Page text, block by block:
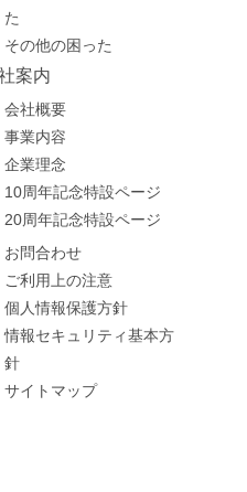
た
その他の困った
案内
会社概要
事業内容
企業理念
10周年記念特設ページ
20周年記念特設ページ
お問合わせ
ご利用上の注意
個人情報保護方針
情報セキュリティ基本方
針
サイトマップ